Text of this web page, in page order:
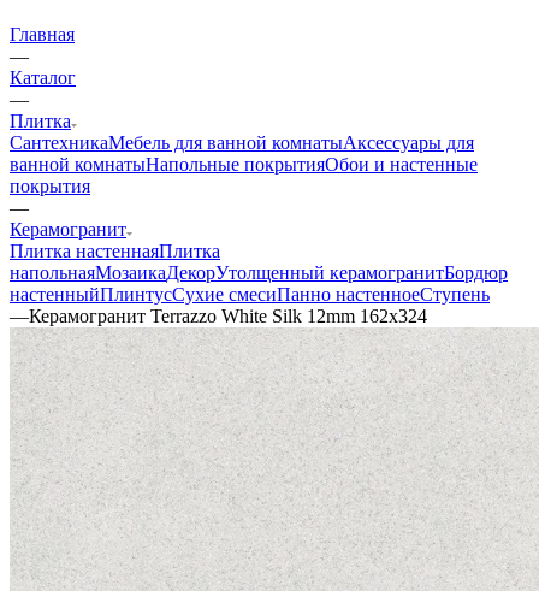
Главная
—
Каталог
—
Плитка
СантехникаМебель для ванной комнатыАксессуары для
ванной комнатыНапольные покрытияОбои и настенные
покрытия
—
Керамогранит
Плитка настеннаяПлитка
напольнаяМозаикаДекорУтолщенный керамогранитБордюр
настенныйПлинтусСухие смесиПанно настенноеСтупень
—Керамогранит Terrazzo White Silk 12mm 162x324